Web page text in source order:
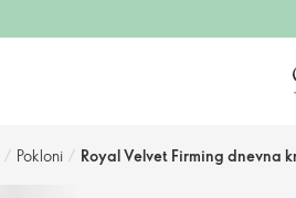
/ Pokloni / Royal Velvet Firming dnevna